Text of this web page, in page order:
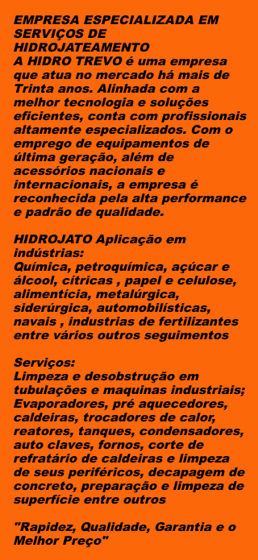
EMPRESA ESPECIALIZADA EM
SERVIÇOS DE
HIDROJATEAMENTO
A HIDRO TREVO é uma empresa
que atua no mercado há mais de
Trinta anos. Alinhada com a
melhor tecnologia e soluções
eficientes, conta com profissionais
altamente especializados. Com o
emprego de equipamentos de
última geração, além de
acessórios nacionais e
internacionais, a empresa é
reconhecida pela alta performance
e padrão de qualidade.
HIDROJATO Aplicação em
indústrias:
Química, petroquímica, açúcar e
álcool, cítricas , papel e celulose,
alimentícia, metalúrgica,
siderúrgica, automobilísticas,
navais , industrias de fertilizantes
entre vários outros seguimentos
Serviços:
Limpeza e desobstrução em
tubulações e maquinas industriais;
Evaporadores, pré aquecedores,
caldeiras, trocadores de calor,
reatores, tanques, condensadores,
auto claves, fornos, corte de
refratário de caldeiras e limpeza
de seus periféricos, decapagem de
concreto, preparação e limpeza de
superfície entre outros
"Rapidez, Qualidade, Garantia e o
Melhor Preço"